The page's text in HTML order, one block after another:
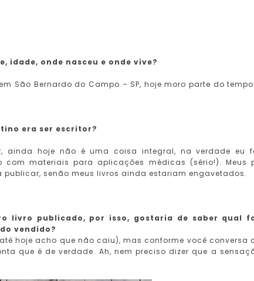
idade, onde nasceu e onde vive?
São Bernardo do Campo – SP, hoje moro parte do
era ser escritor?
ainda hoje não é uma coisa integral, na verdade eu
com materiais para aplicações médicas (sério!). Meus
senão meus livros ainda estariam engavetados.
livro publicado, por isso, gostaria de saber qual
vendido?
hoje acho que não caiu), mas conforme você conversa
que é de verdade. Ah, nem preciso dizer que a